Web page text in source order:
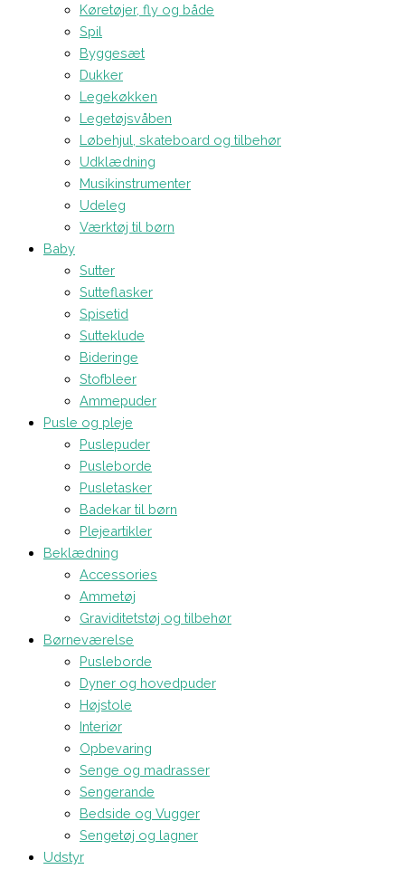
Køretøjer, fly og både
Spil
Byggesæt
Dukker
Legekøkken
Legetøjsvåben
Løbehjul, skateboard og tilbehør
Udklædning
Musikinstrumenter
Udeleg
Værktøj til børn
Baby
Sutter
Sutteflasker
Spisetid
Sutteklude
Bideringe
Stofbleer
Ammepuder
Pusle og pleje
Puslepuder
Pusleborde
Pusletasker
Badekar til børn
Plejeartikler
Beklædning
Accessories
Ammetøj
Graviditetstøj og tilbehør
Børneværelse
Pusleborde
Dyner og hovedpuder
Højstole
Interiør
Opbevaring
Senge og madrasser
Sengerande
Bedside og Vugger
Sengetøj og lagner
Udstyr